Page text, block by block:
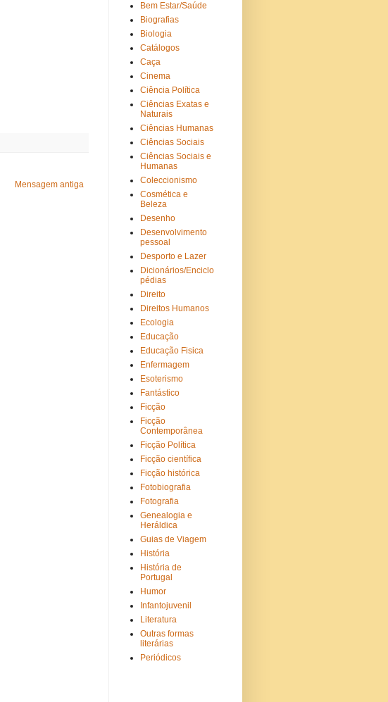
Mensagem antiga
Bem Estar/Saúde
Biografias
Biologia
Catálogos
Caça
Cinema
Ciência Política
Ciências Exatas e
Naturais
Ciências Humanas
Ciências Sociais
Ciências Sociais e
Humanas
Coleccionismo
Cosmética e
Beleza
Desenho
Desenvolvimento
pessoal
Desporto e Lazer
Dicionários/Enciclo
pédias
Direito
Direitos Humanos
Ecologia
Educação
Educação Fisica
Enfermagem
Esoterismo
Fantástico
Ficção
Ficção
Contemporânea
Ficção Política
Ficção científica
Ficção histórica
Fotobiografia
Fotografia
Genealogia e
Heráldica
Guias de Viagem
História
História de
Portugal
Humor
Infantojuvenil
Literatura
Outras formas
literárias
Periódicos